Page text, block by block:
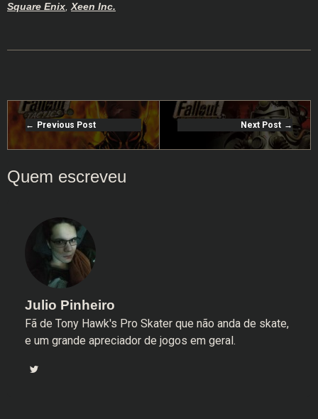
Square Enix,Xeen Inc.
Previous Post Next Post
Julio Pinheiro
Fã de Tony Hawk's Pro Skater que não anda de skate,
e um grande apreciador de jogos em geral.